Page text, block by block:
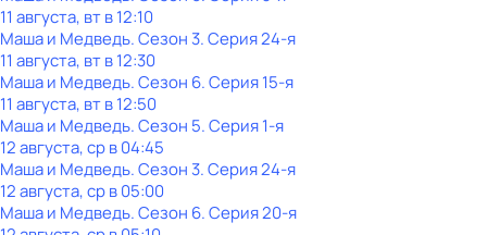
11 августа, вт в 12:10
Маша и Медведь. Сезон 3. Серия 24-я
11 августа, вт в 12:30
Маша и Медведь. Сезон 6. Серия 15-я
11 августа, вт в 12:50
Маша и Медведь. Сезон 5. Серия 1-я
12 августа, ср в 04:45
Маша и Медведь. Сезон 3. Серия 24-я
12 августа, ср в 05:00
Маша и Медведь. Сезон 6. Серия 20-я